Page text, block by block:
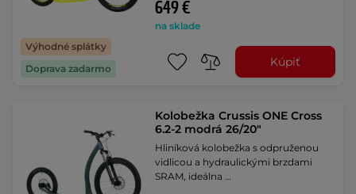
Výhodné splátky
Doprava zadarmo
649 €
na sklade
Kúpiť
Kolobežka Crussis ONE Cross
6.2-2 modrá 26/20"
Hliníková kolobežka s odpruženou
vidlicou a hydraulickými brzdami
SRAM, ideálna …